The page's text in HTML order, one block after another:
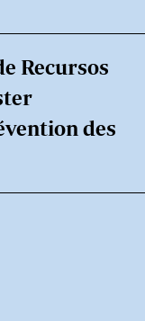
Recursos
des